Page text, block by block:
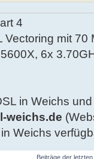
4
Vectoring mit 70
6x
in Weichs
weichs.de
Weichs
Beiträge der